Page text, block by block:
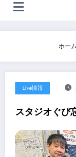
ホーム
Live情報
スタジオぐ